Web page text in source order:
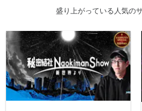
盛り上がっている人気の